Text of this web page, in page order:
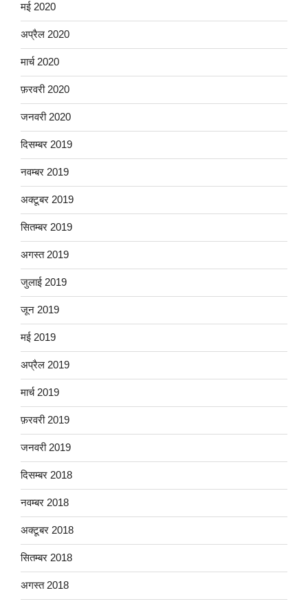
मई 2020
अप्रैल 2020
मार्च 2020
फ़रवरी 2020
जनवरी 2020
दिसम्बर 2019
नवम्बर 2019
अक्टूबर 2019
सितम्बर 2019
अगस्त 2019
जुलाई 2019
जून 2019
मई 2019
अप्रैल 2019
मार्च 2019
फ़रवरी 2019
जनवरी 2019
दिसम्बर 2018
नवम्बर 2018
अक्टूबर 2018
सितम्बर 2018
अगस्त 2018